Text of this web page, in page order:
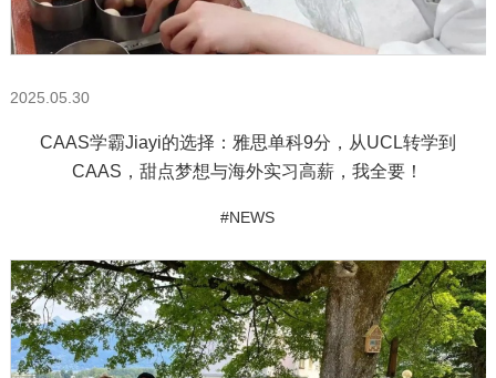
2025.05.30
CAAS学霸Jiayi的选择：雅思单科9分，从UCL转学到
CAAS，甜点梦想与海外实习高薪，我全要！
#NEWS